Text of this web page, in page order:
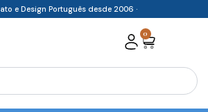
e Design Português desde 2006 ·
0
Cart